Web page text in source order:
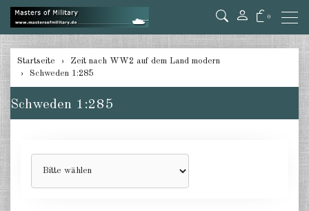
0
zurück
USA Panzer 1:285
USA andere 1:285
Startseite
Zeit nach WW2 auf dem Land modern
Schweden 1:285
Schweden 1:285